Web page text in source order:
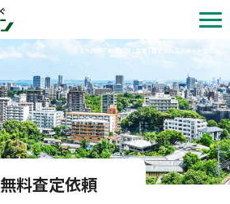
北九州の不動産売却・査定 | 株式会社エステートプラン
無料査定依頼